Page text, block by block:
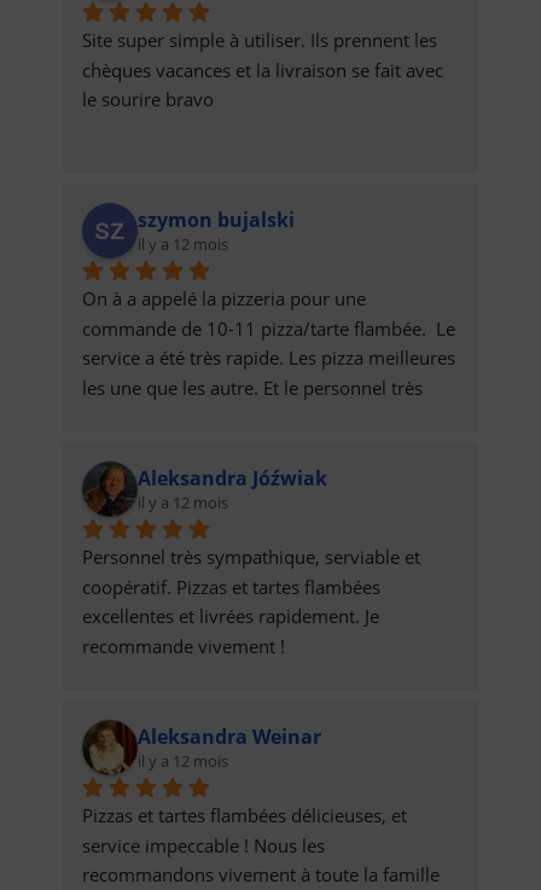
Site super simple à utiliser. Ils prennent les
chèques vacances et la livraison se fait avec
le sourire bravo
szymon bujalski
il y a 12 mois
On à a appelé la pizzeria pour une
commande de 10-11 pizza/tarte flambée.  Le
service a été très rapide. Les pizza meilleures
les une que les autre. Et le personnel très
Aleksandra Jóźwiak
il y a 12 mois
Personnel très sympathique, serviable et
coopératif. Pizzas et tartes flambées
excellentes et livrées rapidement. Je
recommande vivement !
Aleksandra Weinar
il y a 12 mois
Pizzas et tartes flambées délicieuses, et
service impeccable ! Nous les
recommandons vivement à toute la famille